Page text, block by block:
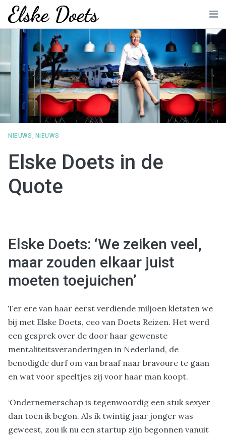
Skip
content
NIEUWS NIEUWS
Elske Doets in de
Quote
Elske Doets: ‘We zeiken veel,
maar zouden elkaar juist
moeten toejuichen’
Ter ere van haar eerst verdiende miljoen kletsten we
bij met Elske Doets, ceo van Doets Reizen. Het werd
een gesprek over de door haar gewenste
mentaliteitsveranderingen in Nederland, de
benodigde durf om van braaf naar bravoure te gaan
en wat voor speeltjes zij voor haar man koopt.
‘Ondernemerschap is tegenwoordig een stuk sexyer
dan toen ik begon. Als ik twintig jaar jonger was
geweest, zou ik nu een startup zijn begonnen vanuit